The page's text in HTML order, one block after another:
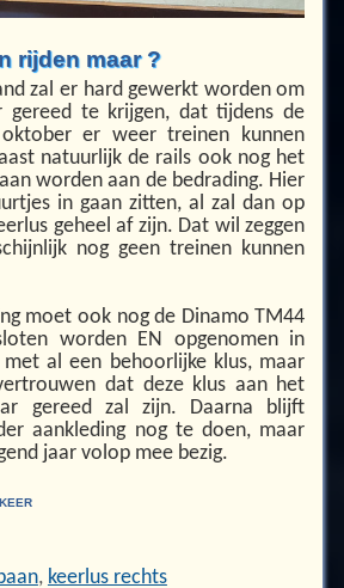
rijden maar ?
zal er hard gewerkt worden om
gereed te krijgen, dat tijdens de
er weer treinen kunnen
natuurlijk de rails ook nog het
worden aan de bedrading. Hier
in gaan zitten, al zal dan op
geheel af zijn. Dat wil zeggen
nog geen treinen kunnen
moet ook nog de Dinamo TM44
worden EN opgenomen in
al een behoorlijke klus, maar
dat deze klus aan het
gereed zal zijn. Daarna blijft
aankleding nog te doen, maar
jaar volop mee bezig.
, keerlus rechts